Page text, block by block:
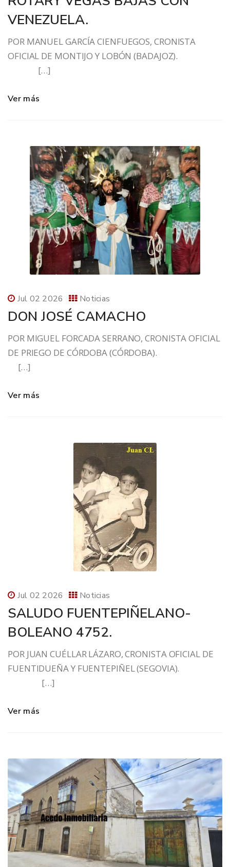
VENEZUELA.
POR MANUEL GARCÍA CIENFUEGOS, CRONISTA
OFICIAL DE MONTIJO Y LOBÓN (BADAJOZ).
[…]
Ver más
Jul 02 2026 Noticias
DON JOSÉ CAMACHO
POR MIGUEL FORCADA SERRANO, CRONISTA OFICIAL
DE PRIEGO DE CÓRDOBA (CÓRDOBA).
[…]
Ver más
Jul 02 2026 Noticias
SALUDO FUENTEPIÑELANO-
BOLEANO 4752.
POR JUAN CUÉLLAR LÁZARO, CRONISTA OFICIAL DE
FUENTIDUEÑA Y FUENTEPIÑEL (SEGOVIA).
[…]
Ver más